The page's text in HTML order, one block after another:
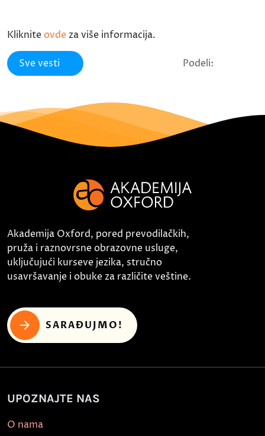
Kliknite ovde za više informacija.
Sve vesti Podeli:
Akademija Oxford, pored prevodilačkih,
pruža i raznovrsne obrazovne usluge,
uključujući kurseve jezika, stručno
usavršavanje i obuke za različite veštine.
SARAĐUJMO!
UPOZNAJTE NAS
O nama